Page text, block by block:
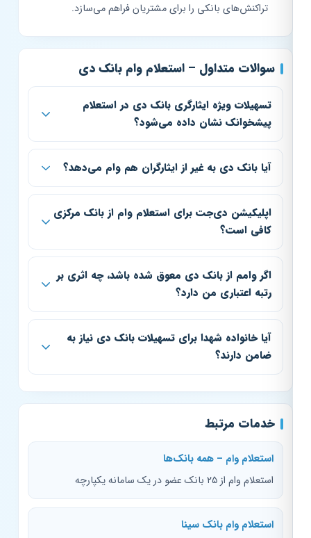
تراکنش‌های بانکی را برای مشتریان فراهم می‌سازد.
سوالات متداول – استعلام وام بانک دی
تسهیلات ویژه ایثارگری بانک دی در استعلام
پیشخوانک نشان داده می‌شود؟
آیا بانک دی به غیر از ایثارگران هم وام می‌دهد؟
اپلیکیشن دی‌جت برای استعلام وام از بانک مرکزی
کافی است؟
اگر وامم از بانک دی معوق شده باشد، چه اثری بر
رتبه اعتباری من دارد؟
آیا خانواده شهدا برای تسهیلات بانک دی نیاز به
ضامن دارند؟
خدمات مرتبط
استعلام وام – همه بانک‌ها
استعلام وام از ۲۵ بانک عضو در یک سامانه یکپارچه
استعلام وام بانک سینا